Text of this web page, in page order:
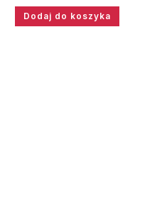
Dodaj do koszyka